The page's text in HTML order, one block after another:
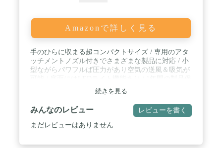
Amazonで詳しく見る
手のひらに収まる超コンパクトサイズ / 専用のアタ
ッチメントノズル付きでさまざまな製品に対応 / 小
型ながらパワフルば圧力があり空気の送風＆吸気が
続きを見る
みんなのレビュー レビューを書く
まだレビューはありません